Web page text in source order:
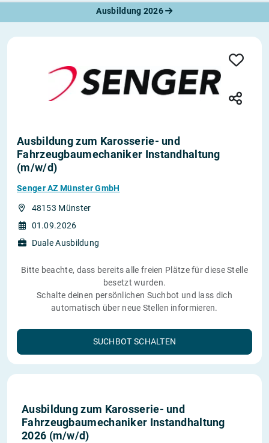
Ausbildung 2026
Ausbildung zum Karosserie- und
Fahrzeugbaumechaniker Instandhaltung
(m/w/d)
Senger AZ Münster GmbH
48153 Münster
01.09.2026
Duale Ausbildung
Bitte beachte, dass bereits alle freien Plätze für diese Stelle
besetzt wurden.
Schalte deinen persönlichen Suchbot und lass dich
automatisch über neue Stellen informieren.
SUCHBOT SCHALTEN
Ausbildung zum Karosserie- und
Fahrzeugbaumechaniker Instandhaltung
2026 (m/w/d)